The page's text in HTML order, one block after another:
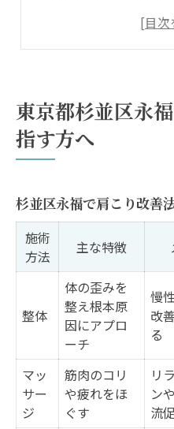
永福エリアで肩
肩こりの原因別
整体で根本改善
肩こりを引き起
整体による肩こり
整体施術の種類
肩こり緩和に役
永福で評判の肩
肩こり改善を加
整体師が語る肩
肩こりがつらいなら
東京都杉並区永
指す方へ
杉並区永福で肩こり改善
施術
方法
主な特徴
整体
体の歪みを
整え根本原
因にアプロ
ーチ
慢
改
る
マッ
サー
ジ
筋肉のコリ
や疲れをほ
ぐす
リ
ン
流